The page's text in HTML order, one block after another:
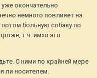
окончательно
немного повлияет на
больную собаку по
т.ч. имхо это
С ними по крайней мере
ли носителем.